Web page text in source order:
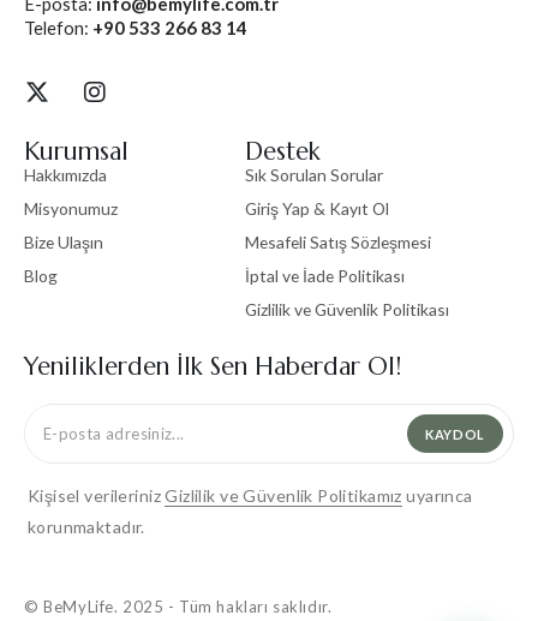
Telefon: +90 533 266 83 14
Kurumsal
Hakkımızda
Misyonumuz
Bize Ulaşın
Blog
Destek
Sık Sorulan Sorular
Giriş Yap & Kayıt Ol
Mesafeli Satış Sözleşmesi
İptal ve İade Politikası
Gizlilik ve Güvenlik Politikası
Yeniliklerden İlk Sen Haberdar Ol!
KAYDOL
Kişisel verilerinizGizlilik ve Güvenlik Politikamız uyarınca
korunmaktadır.
© BeMyLife. 2025 - Tüm hakları saklıdır.